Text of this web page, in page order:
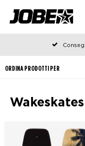
Ordinato prima
Wakeskates
ORDINA PRODOTTI PER